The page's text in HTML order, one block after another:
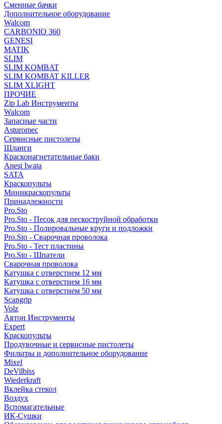
Сменные бачки
Дополнительное оборудование
Walcom
CARBONIO 360
GENESI
MATIK
SLIM
SLIM KOMBAT
SLIM KOMBAT KILLER
SLIM XLIGHT
ПРОЧИЕ
Zip Lab Инструменты
Walсom
Запасные части
Asturomec
Сервисные пистолеты
Шланги
Красконагнетательные баки
Anest Iwata
SATA
Краскопульты
Миникраскопульты
Принадлежности
Pro.Sto
Pro.Sto - Песок для пескоструйной обработки
Pro.Sto - Полировальные круги и подложки
Pro.Sto - Сварочная проволока
Pro.Sto - Тест пластины
Pro.Sto - Шпатели
Сварочная проволока
Катушка с отверстием 12 мм
Катушка с отверстием 16 мм
Катушка с отверстием 50 мм
Scangrip
Volz
Автон Инструменты
Expert
Краскопульты
Продувочные и сервисные пистолеты
Фильтры и дополнительное оборудование
Mixel
DeVilbiss
Wiederkraft
Вклейка стекол
Воздух
Вспомагательные
ИК-Сушки